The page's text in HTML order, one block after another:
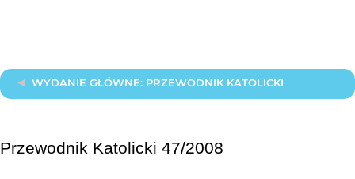
WYDANIE GŁÓWNE: PRZEWODNIK KATOLICKI
Przewodnik Katolicki 47/2008